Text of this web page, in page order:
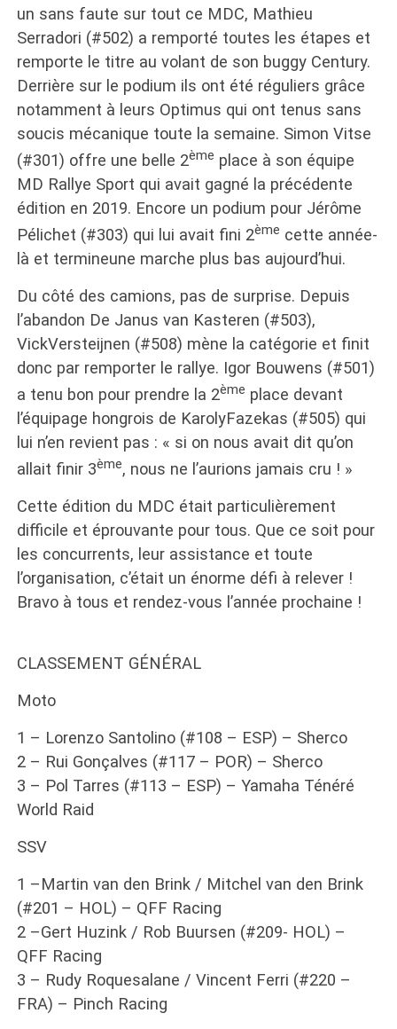
un sans faute sur tout ce MDC, Mathieu
Serradori (#502) a remporté toutes les étapes et
remporte le titre au volant de son buggy Century.
Derrière sur le podium ils ont été réguliers grâce
notamment à leurs Optimus qui ont tenus sans
soucis mécanique toute la semaine. Simon Vitse
(#301) offre une belle 2ème place à son équipe
MD Rallye Sport qui avait gagné la précédente
édition en 2019. Encore un podium pour Jérôme
Pélichet (#303) qui lui avait fini 2ème cette année-
là et termineune marche plus bas aujourd’hui.
Du côté des camions, pas de surprise. Depuis
l’abandon De Janus van Kasteren (#503),
VickVersteijnen (#508) mène la catégorie et finit
donc par remporter le rallye. Igor Bouwens (#501)
a tenu bon pour prendre la 2ème place devant
l’équipage hongrois de KarolyFazekas (#505) qui
lui n’en revient pas : « si on nous avait dit qu’on
allait finir 3ème, nous ne l’aurions jamais cru ! »
Cette édition du MDC était particulièrement
difficile et éprouvante pour tous. Que ce soit pour
les concurrents, leur assistance et toute
l’organisation, c’était un énorme défi à relever !
Bravo à tous et rendez-vous l’année prochaine !
CLASSEMENT GÉNÉRAL
Moto
1 – Lorenzo Santolino (#108 – ESP) – Sherco
2 – Rui Gonçalves (#117 – POR) – Sherco
3 – Pol Tarres (#113 – ESP) – Yamaha Ténéré
World Raid
SSV
1 –Martin van den Brink / Mitchel van den Brink
(#201 – HOL) – QFF Racing
2 –Gert Huzink / Rob Buursen (#209- HOL) –
QFF Racing
3 – Rudy Roquesalane / Vincent Ferri (#220 –
FRA) – Pinch Racing